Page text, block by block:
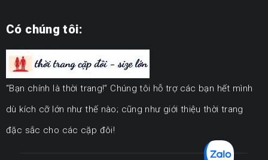
Có chúng tôi:
“Bạn chính là thời trang!” Chúng tôi hỗ trợ các bạn hết mình
dù kích cỡ lớn như thế nào; cũng như giới thiệu thời trang
đặc sắc cho các cặp đôi!